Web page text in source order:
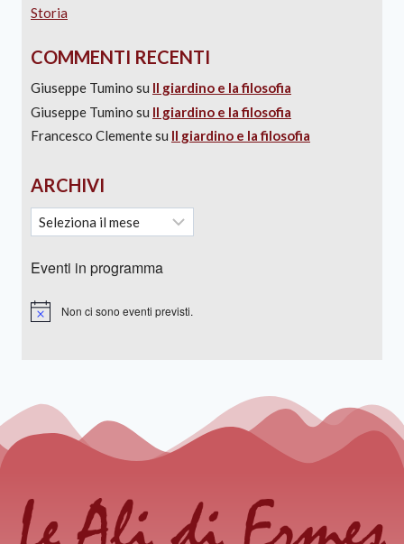
Storia
COMMENTI RECENTI
Giuseppe Tumino su Il giardino e la filosofia
Giuseppe Tumino su Il giardino e la filosofia
Francesco Clementesu Il giardino e la filosofia
ARCHIVI
Eventi in programma
Notice Non ci sono eventi previsti.